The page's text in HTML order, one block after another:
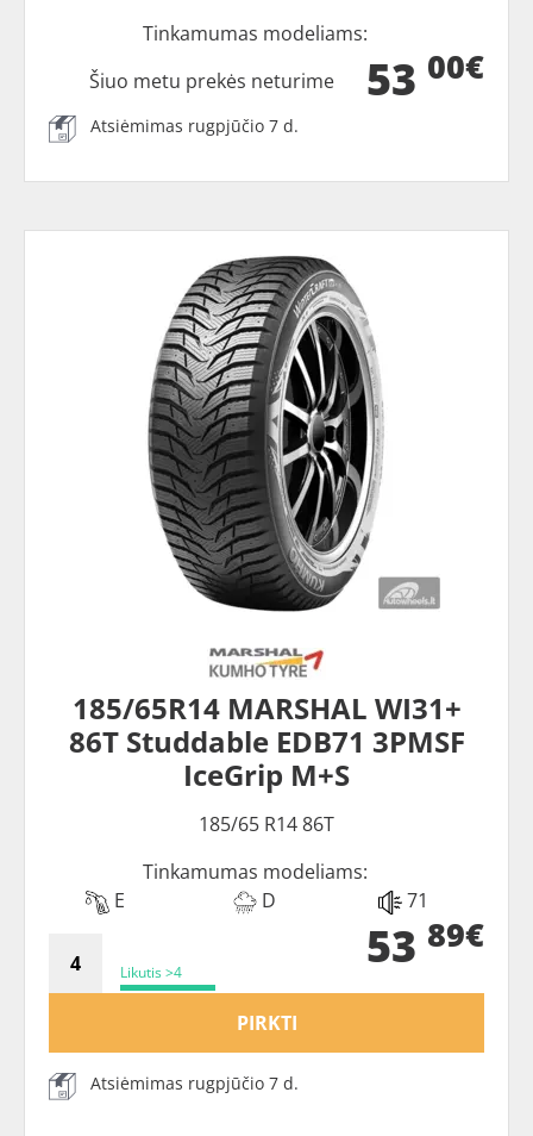
Tinkamumas modeliams:
53 00€
Šiuo metu prekės neturime
Atsiėmimas rugpjūčio 7 d.
185/65R14 MARSHAL WI31+
86T Studdable EDB71 3PMSF
IceGrip M+S
185/65 R14 86T
Tinkamumas modeliams:
E
D 71
Likutis >4 53 89€
PIRKTI
Atsiėmimas rugpjūčio 7 d.